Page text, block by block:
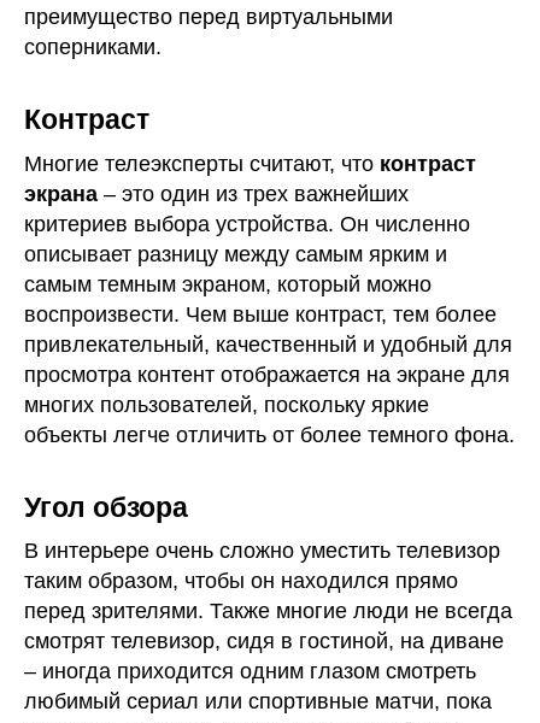
преимущество перед виртуальными
соперниками.
Контраст
Многие телеэксперты считают, что контраст
экрана – это один из трех важнейших
критериев выбора устройства. Он численно
описывает разницу между самым ярким и
самым темным экраном, который можно
воспроизвести. Чем выше контраст, тем более
привлекательный, качественный и удобный для
просмотра контент отображается на экране для
многих пользователей, поскольку яркие
объекты легче отличить от более темного фона.
Угол обзора
В интерьере очень сложно уместить телевизор
таким образом, чтобы он находился прямо
перед зрителями. Также многие люди не всегда
смотрят телевизор, сидя в гостиной, на диване
– иногда приходится одним глазом смотреть
любимый сериал или спортивные матчи, пока